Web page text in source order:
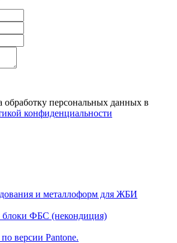
обработку персональных данных в
конфиденциальности
и металлоформ для ЖБИ
ФБС (некондиция)
версии Pantone.